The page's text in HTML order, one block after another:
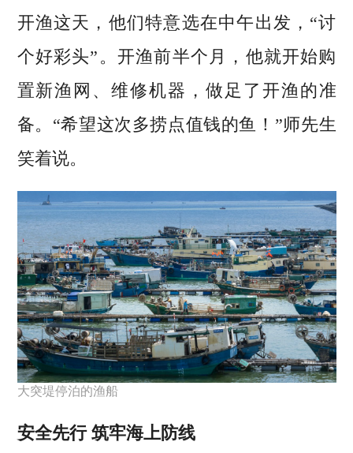
开渔这天，他们特意选在中午出发，“讨
个好彩头”。开渔前半个月，他就开始购
置新渔网、维修机器，做足了开渔的准
备。“希望这次多捞点值钱的鱼！”师先生
笑着说。
大突堤停泊的渔船
安全先行 筑牢海上防线